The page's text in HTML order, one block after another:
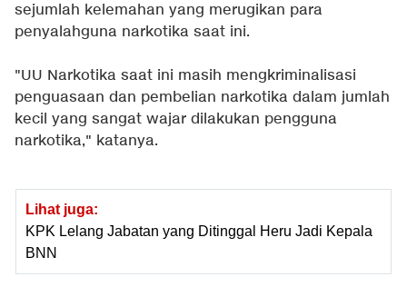
sejumlah kelemahan yang merugikan para
penyalahguna narkotika saat ini.
"UU Narkotika saat ini masih mengkriminalisasi
penguasaan dan pembelian narkotika dalam jumlah
kecil yang sangat wajar dilakukan pengguna
narkotika," katanya.
Lihat juga:
KPK Lelang Jabatan yang Ditinggal Heru Jadi Kepala
BNN